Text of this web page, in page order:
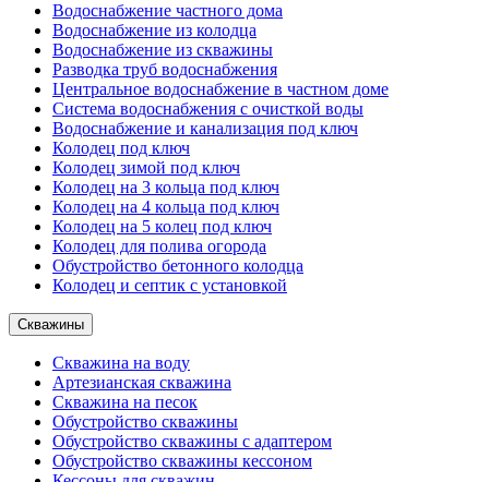
Водоснабжение частного дома
Водоснабжение из колодца
Водоснабжение из скважины
Разводка труб водоснабжения
Центральное водоснабжение в частном доме
Система водоснабжения с очисткой воды
Водоснабжение и канализация под ключ
Колодец под ключ
Колодец зимой под ключ
Колодец на 3 кольца под ключ
Колодец на 4 кольца под ключ
Колодец на 5 колец под ключ
Колодец для полива огорода
Обустройство бетонного колодца
Колодец и септик с установкой
Скважины
Скважина на воду
Артезианская скважина
Скважина на песок
Обустройство скважины
Обустройство скважины с адаптером
Обустройство скважины кессоном